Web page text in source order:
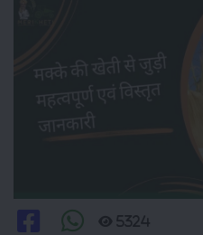
5324